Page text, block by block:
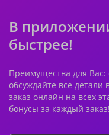
В
быстрее!
Преимущества для Вас:
обсуждайте все детали
заказ онлайн на всех
бонусы за каждый заказ!